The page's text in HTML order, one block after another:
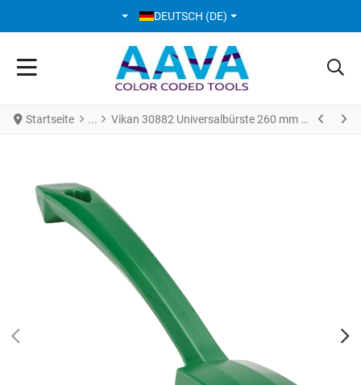
SPRACHE AUSWÄHLEN
DEUTSCH (DE)
Startseite Vikan 30882 Universalbürste 260 mm medium grün